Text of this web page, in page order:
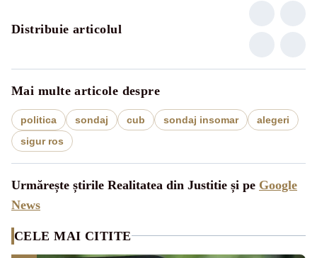
Distribuie articolul
Mai multe articole despre
politica sondaj cub sondaj insomar
alegeri
sigur ros
Urmărește știrile Realitatea din Justitie și pe Google
News
CELE MAI CITITE